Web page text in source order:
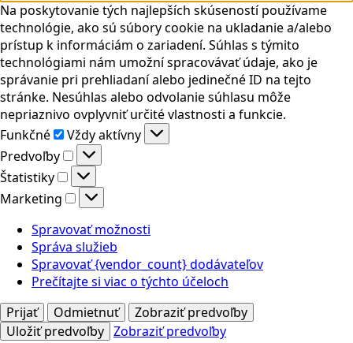
Na poskytovanie tých najlepších skúseností používame
technológie, ako sú súbory cookie na ukladanie a/alebo
prístup k informáciám o zariadení. Súhlas s týmito
technológiami nám umožní spracovávať údaje, ako je
správanie pri prehliadaní alebo jedinečné ID na tejto
stránke. Nesúhlas alebo odvolanie súhlasu môže
nepriaznivo ovplyvniť určité vlastnosti a funkcie.
Funkčné
Funkčné
Vždy aktívny
Predvoľby
Predvoľby
Štatistiky
Štatistiky
Marketing
Marketing
Spravovať možnosti
Správa služieb
Spravovať {vendor_count} dodávateľov
Prečítajte si viac o týchto účeloch
Prijať
Odmietnuť
Zobraziť predvoľby
Uložiť predvoľby Zobraziť predvoľby